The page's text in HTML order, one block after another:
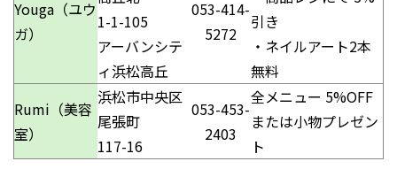
Youga（ユウ
ガ）
1-1-105
アーバンシテ
ィ浜松高丘
053-414-
5272
引き
・ネイルアート2本
無料
Rumi（美容
室）
浜松市中央区
尾張町
117-16
053-453-
2403
全メニュー 5%OFF
または小物プレゼン
ト